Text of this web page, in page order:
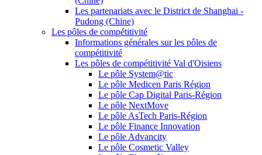
Les partenariats avec le District de Shanghai -
Pudong (Chine)
Les pôles de compétitivité
Informations générales sur les pôles de
compétitivité
Les pôles de compétitivité Val d'Oisiens
Le pôle System@tic
Le pôle Medicen Paris Région
Le pôle Cap Digital Paris-Région
Le pôle NextMove
Le pôle AsTech Paris-Région
Le pôle Finance Innovation
Le pôle Advancity
Le pôle Cosmetic Valley